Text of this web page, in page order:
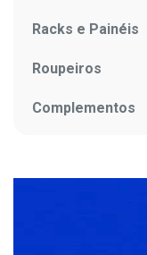
Racks e Painéis
Roupeiros
Complementos